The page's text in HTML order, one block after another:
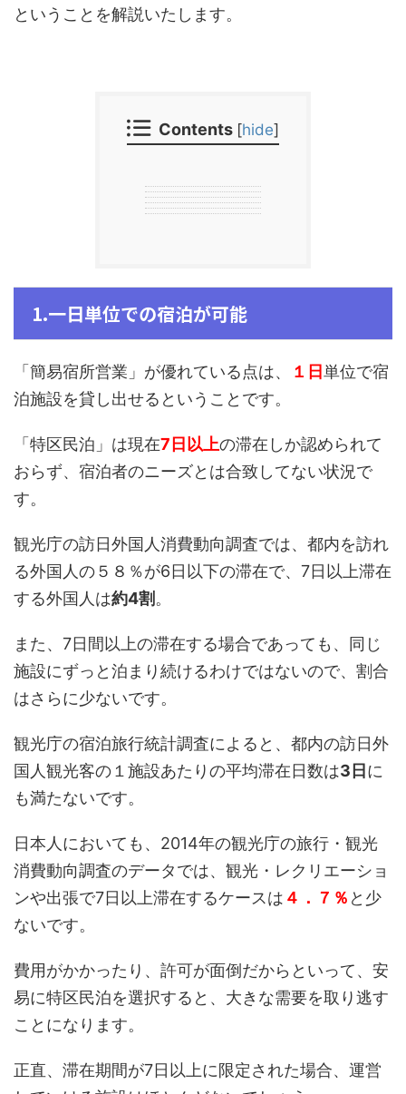
ということを解説いたします。
Contents [hide]
1.一日単位での宿泊が可能
「簡易宿所営業」が優れている点は、 １日単位で宿
泊施設を貸し出せるということです。
「特区民泊」は現在7日以上の滞在しか認められて
おらず、宿泊者のニーズとは合致してない状況で
す。
観光庁の訪日外国人消費動向調査では、都内を訪れ
る外国人の５８％が6日以下の滞在で、7日以上滞在
する外国人は約4割 。
また、7日間以上の滞在する場合であっても、同じ
施設にずっと泊まり続けるわけではないので、割合
はさらに少ないです。
観光庁の宿泊旅行統計調査によると、都内の訪日外
国人観光客の１施設あたりの平均滞在日数は3日に
も満たないです。
日本人においても、2014年の観光庁の旅行・観光
消費動向調査のデータでは、観光・レクリエーショ
ンや出張で7日以上滞在するケースは ４．７％ と少
ないです。
費用がかかったり、許可が面倒だからといって、安
易に特区民泊を選択すると、大きな需要を取り逃す
ことになります。
正直、滞在期間が7日以上に限定された場合、運営